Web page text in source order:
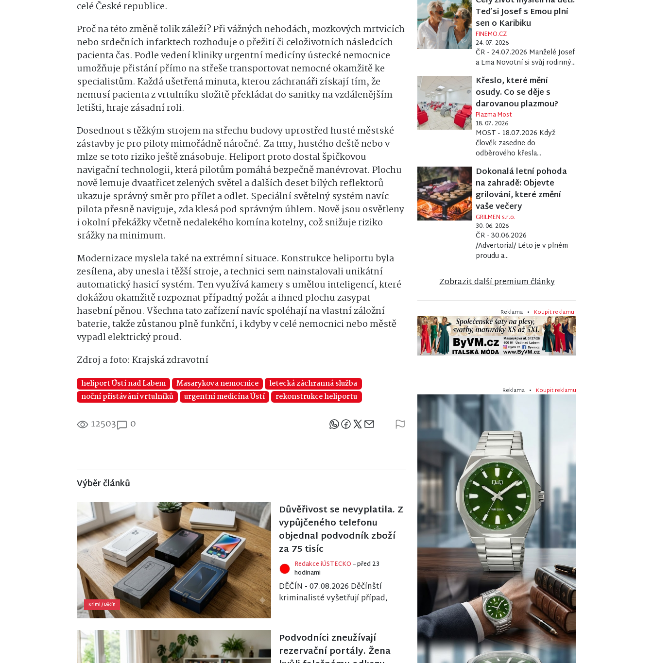
celé České republice.
Proč na této změně tolik záleží? Při vážných nehodách, mozkových mrtvicích
nebo srdečních infarktech rozhoduje o přežití či celoživotních následcích
pacienta čas. Podle vedení kliniky urgentní medicíny ústecké nemocnice
umožňuje přistání přímo na střeše transportovat nemocné okamžitě ke
specialistům. Každá ušetřená minuta, kterou záchranáři získají tím, že
nemusí pacienta z vrtulníku složitě překládat do sanitky na vzdálenějším
letišti, hraje zásadní roli.
Dosednout s těžkým strojem na střechu budovy uprostřed husté městské
zástavby je pro piloty mimořádně náročné. Za tmy, hustého deště nebo v
mlze se toto riziko ještě znásobuje. Heliport proto dostal špičkovou
navigační technologii, která pilotům pomáhá bezpečně manévrovat. Plochu
nově lemuje dvaatřicet zelených světel a dalších deset bílých reflektorů
ukazuje správný směr pro přílet a odlet. Speciální světelný systém navíc
pilota přesně naviguje, zda klesá pod správným úhlem. Nově jsou osvětleny
i okolní překážky včetně nedalekého komína kotelny, což snižuje riziko
srážky na minimum.
Modernizace myslela také na extrémní situace. Konstrukce heliportu byla
zesílena, aby unesla i těžší stroje, a technici sem nainstalovali unikátní
automatický hasicí systém. Ten využívá kamery s umělou inteligencí, které
dokážou okamžitě rozpoznat případný požár a ihned plochu zasypat
hasební pěnou. Všechna tato zařízení navíc spoléhají na vlastní záložní
baterie, takže zůstanou plně funkční, i kdyby v celé nemocnici nebo městě
vypadl elektrický proud.
Zdroj a foto: Krajská zdravotní
heliport Ústí nad Labem Masarykova nemocnice
letecká záchranná služba
noční přistávání vrtulníků
urgentní medicína Ústí rekonstrukce heliportu
12503 0 Sdílejte článek
Výběr článků
Krimi /Děčín
Důvěřivost se nevyplatila. Z
vypůjčeného telefonu
objednal podvodník zboží
za 75 tisíc
Redakce iÚSTECKO– před 23
hodinami
DĚČÍN - 07.08.2026 Děčínští
kriminalisté vyšetřují případ,
Třicetil...
Podvodníci zneužívají
rezervační portály. Žena
Teď si Josef s Emou plní
sen o Karibiku
FINEMO.CZ
24. 07. 2026
ČR - 24.07.2026 Manželé Josef
a Ema Novotní si svůj rodinný...
Křeslo, které mění
osudy. Co se děje s
darovanou plazmou?
Plazma Most
18. 07. 2026
MOST - 18.07.2026 Když
člověk zasedne do
odběrového křesla...
Dokonalá letní pohoda
na zahradě: Objevte
grilování, které změní
vaše večery
GRILMEN s.r.o.
30. 06. 2026
ČR - 30.06.2026
/Advertorial/ Léto je v plném
proudu a...
Zobrazit další premium články
Reklama • Koupit reklamu
Reklama • Koupit reklamu